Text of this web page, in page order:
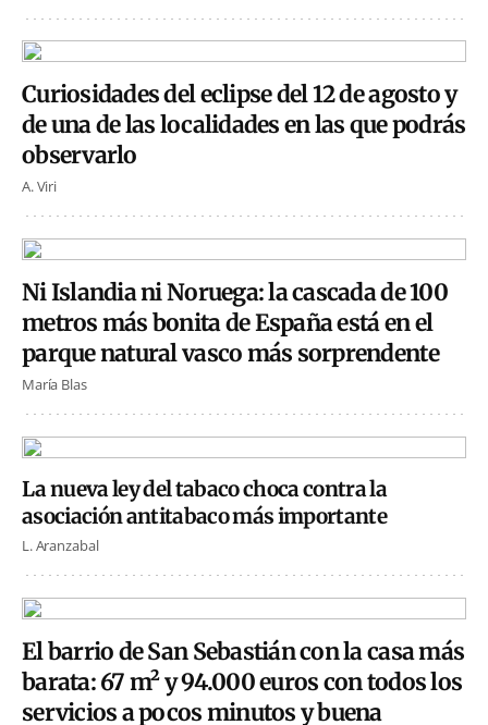
Curiosidades del eclipse del 12 de agosto y
de una de las localidades en las que podrás
observarlo
A. Viri
Ni Islandia ni Noruega: la cascada de 100
metros más bonita de España está en el
parque natural vasco más sorprendente
María Blas
La nueva ley del tabaco choca contra la
asociación antitabaco más importante
L. Aranzabal
El barrio de San Sebastián con la casa más
barata: 67 m² y 94.000 euros con todos los
servicios a pocos minutos y buena